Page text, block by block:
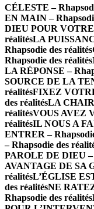
CÉLESTE –
EN MAIN –
DIEU POUR
réalitésLA
Rhapsodie des réalités
Rhapsodie des réalités
LA RÉPONSE –
SOURCE DE LA
réalitésFIXEZ
des réalitésLA CHAIR
réalitésVOUS AVEZ
réalitésIL NOUS A
ENTRER –
– Rhapsodie des
PAROLE DE DIEU –
AVANTAGE DE SA
réalitésL’ÉGLISE
des réalitésNE
Rhapsodie des réalités